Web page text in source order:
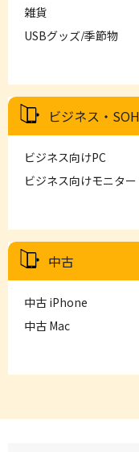
雑貨
USBグッズ/季節物
ビジネス・
ビジネス向けPC
ビジネス向けモニタ
中古
中古 iPhone
中古 Mac